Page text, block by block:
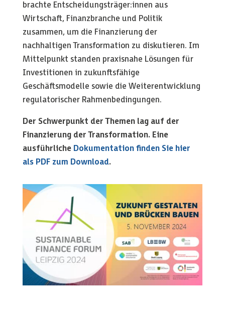
brachte Entscheidungsträger:innen aus
Wirtschaft, Finanzbranche und Politik
zusammen, um die Finanzierung der
nachhaltigen Transformation zu diskutieren. Im
Mittelpunkt standen praxisnahe Lösungen für
Investitionen in zukunftsfähige
Geschäftsmodelle sowie die Weiterentwicklung
regulatorischer Rahmenbedingungen.
Der Schwerpunkt der Themen lag auf der
Finanzierung der Transformation. Eine
ausführliche Dokumentation finden Sie hier
als PDF zum Download.